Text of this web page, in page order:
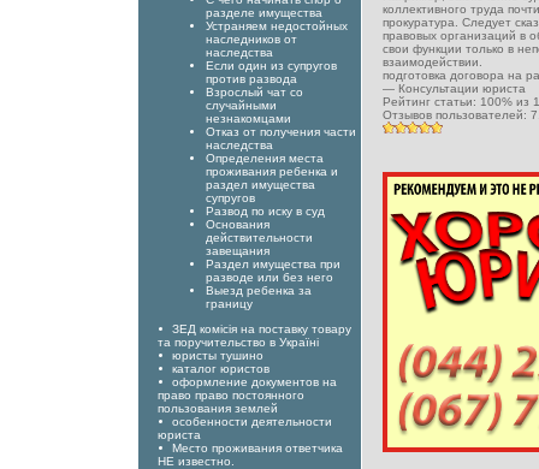
коллективного труда
прокуратура. Следует
правовых организаций в
свои функции только в
взаимодействии.
подготовка договора на
— Консультации юриста
Рейтинг статьи: 100% из
Отзывов пользователей: 7
разделе имущества
Устраняем недостойных
наследников от
наследства
Если один из супругов
против развода
Взрослый чат со
случайными
незнакомцами
Отказ от получения части
наследства
Определения места
проживания ребенка и
раздел имущества
супругов
Развод по иску в суд
Основания
действительности
завещания
Раздел имущества при
разводе или без него
Выезд ребенка за
границу
ЗЕД комісія на поставку товару
та поручительство в Україні
юристы тушино
каталог юристов
оформление документов на
право право постоянного
пользования землей
особенности деятельности
юриста
Место проживания ответчика
НЕ известно.